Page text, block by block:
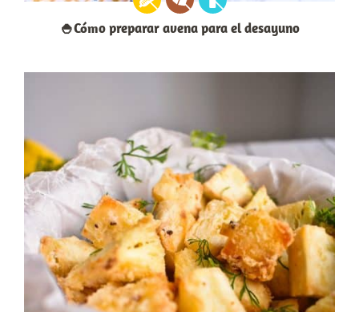
🍚Cómo preparar avena para el desayuno